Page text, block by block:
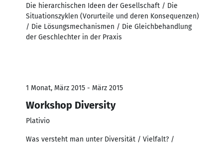
Die hierarchischen Ideen der Gesellschaft / Die
Situationszyklen (Vorurteile und deren Konsequenzen)
/ Die Lösungsmechanismen / Die Gleichbehandlung
der Geschlechter in der Praxis
1 Monat, März 2015 - März 2015
Workshop Diversity
Plativio
Was versteht man unter Diversität / Vielfalt? /